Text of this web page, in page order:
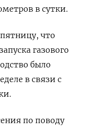
в сутки.
что
газового
было
в связи с
по поводу